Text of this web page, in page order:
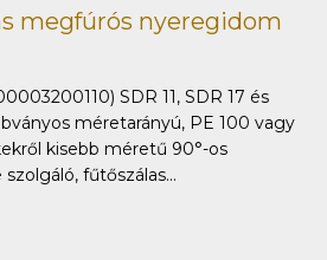
megfúrós nyeregidom
SDR 11, SDR 17 és
méretarányú, PE 100 vagy
kisebb méretű 90°-os
fűtőszálas...